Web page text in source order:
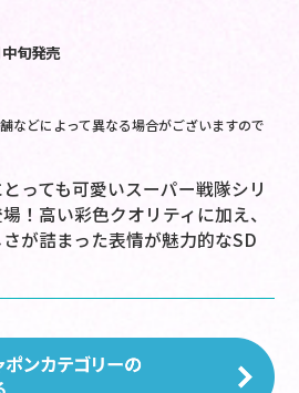
中旬発売
などによって異なる場合がございますので
っても可愛いスーパー戦隊シリ
！高い彩色クオリティに加え、
が詰まった表情が魅力的なSD